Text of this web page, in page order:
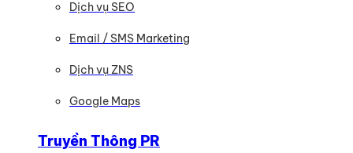
Dịch vụ SEO
Email / SMS Marketing
Dịch vụ ZNS
Google Maps
Truyền Thông PR